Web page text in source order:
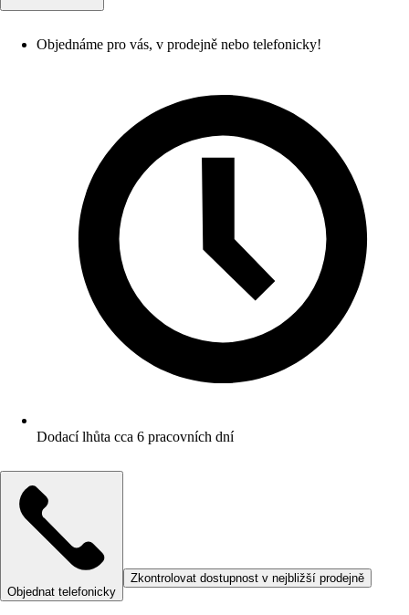
Objednáme pro vás, v prodejně nebo telefonicky!
Dodací lhůta cca 6 pracovních dní
Objednat telefonicky
Zkontrolovat dostupnost v nejbližší prodejně